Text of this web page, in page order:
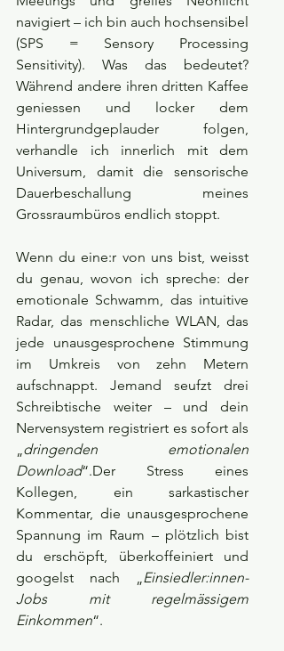
navigiert – ich bin auch hochsensibel
(SPS = Sensory Processing
Sensitivity). Was das bedeutet?
Während andere ihren dritten Kaffee
geniessen und locker dem
Hintergrundgeplauder folgen,
verhandle ich innerlich mit dem
Universum, damit die sensorische
Dauerbeschallung meines
Grossraumbüros endlich stoppt.
Wenn du eine:r von uns bist, weisst
du genau, wovon ich spreche: der
emotionale Schwamm, das intuitive
Radar, das menschliche WLAN, das
jede unausgesprochene Stimmung
im Umkreis von zehn Metern
aufschnappt. Jemand seufzt drei
Schreibtische weiter – und dein
Nervensystem registriert es sofort als
„dringenden emotionalen
Download“.Der Stress eines
Kollegen, ein sarkastischer
Kommentar, die unausgesprochene
Spannung im Raum – plötzlich bist
du erschöpft, überkoffeiniert und
googelst nach „Einsiedler:innen-
Jobs mit regelmässigem
Einkommen“.